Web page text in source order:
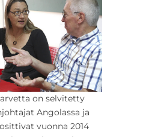
on selvitetty
Angolassa ja
vuonna 2014